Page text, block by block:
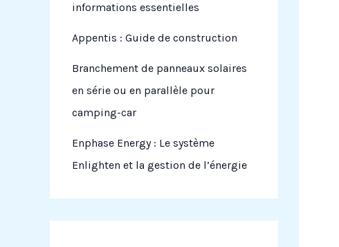
informations essentielles
Appentis : Guide de construction
Branchement de panneaux solaires
en série ou en parallèle pour
camping-car
Enphase Energy : Le système
Enlighten et la gestion de l’énergie